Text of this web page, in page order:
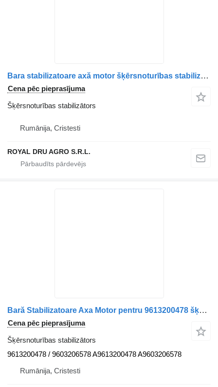
Bara stabilizatoare axă motor šķērsnoturības stabilizātors paredzēts Volvo 24425408-18 kravas automašīnas
Cena pēc pieprasījuma
Šķērsnoturības stabilizātors
Rumānija, Cristesti
ROYAL DRU AGRO S.R.L.
Bară Stabilizatoare Axa Motor pentru 9613200478 šķērsnoturības stabilizātors paredzēts Mercedes-Benz – Coduri: 9613200478, 9603206578, A9613200478, A9603206578 kravas automašīnas
Cena pēc pieprasījuma
Šķērsnoturības stabilizātors
9613200478 / 9603206578 A9613200478 A9603206578
Rumānija, Cristesti